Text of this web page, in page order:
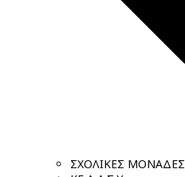
ΣΧΟΛΙΚΕΣ ΜΟΝΑΔΕΣ